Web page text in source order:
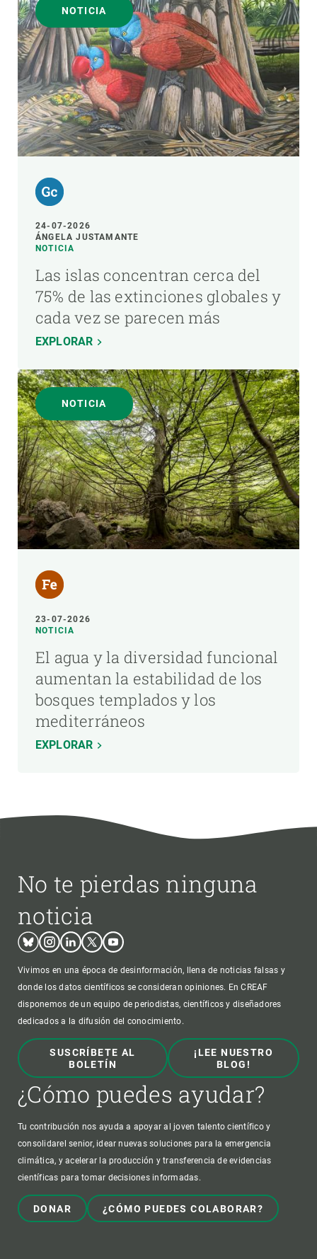
NOTICIA
24-07-2026
ÁNGELA JUSTAMANTE
NOTICIA
Las islas concentran cerca del
75% de las extinciones globales y
cada vez se parecen más
EXPLORAR
NOTICIA
23-07-2026
NOTICIA
El agua y la diversidad funcional
aumentan la estabilidad de los
bosques templados y los
mediterráneos
EXPLORAR
No te pierdas ninguna
noticia
BlueskyInstagram
LinkedinTwitterYoutube
Vivimos en una época de desinformación, llena de noticias falsas y
donde los datos científicos se consideran opiniones. En CREAF
disponemos de un equipo de periodistas, científicos y diseñadores
dedicados a la difusión del conocimiento.
SUSCRÍBETE AL
BOLETÍN
¡LEE NUESTRO
BLOG!
¿Cómo puedes ayudar?
Tu contribución nos ayuda a apoyar al joven talento científico y
consolidarel senior, idear nuevas soluciones para la emergencia
climática, y acelerar la producción y transferencia de evidencias
científicas para tomar decisiones informadas.
DONAR ¿CÓMO PUEDES COLABORAR?